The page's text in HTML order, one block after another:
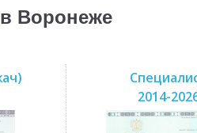
Воронеже
2014-